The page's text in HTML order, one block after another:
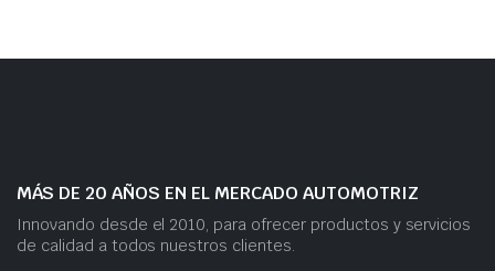
MÁS DE 20 AÑOS EN EL MERCADO AUTOMOTRIZ
Innovando desde el 2010, para ofrecer productos y servicios
de calidad a todos nuestros clientes.